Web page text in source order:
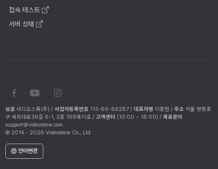
접속 테스트
서버 상태
상호 비디오스튜(주) / 사업자등록번호 113-86-86287 / 대표자명 이흥현 / 주소 서울 영등포
구 국회대로36길 6-1, 2층 168에이호 / 고객센터 (10:00 ~ 18:00) / 제휴문의
support@videostew.com
© 2014 - 2026 Videostew Co., Ltd
언어변경